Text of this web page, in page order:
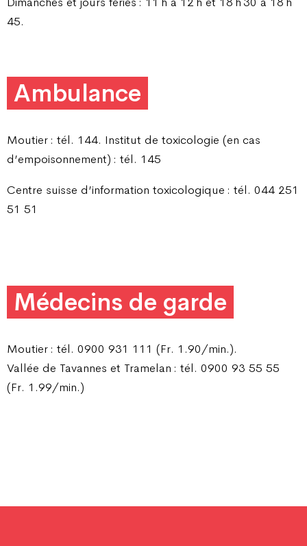
45.
Ambulance
Moutier : tél. 144. Institut de toxicologie (en cas
d’empoisonnement) : tél. 145
Centre suisse d’information toxicologique : tél. 044 251
51 51
Médecins de garde
Moutier : tél. 0900 931 111 (Fr. 1.90/min.).
Vallée de Tavannes et Tramelan : tél. 0900 93 55 55
(Fr. 1.99/min.)